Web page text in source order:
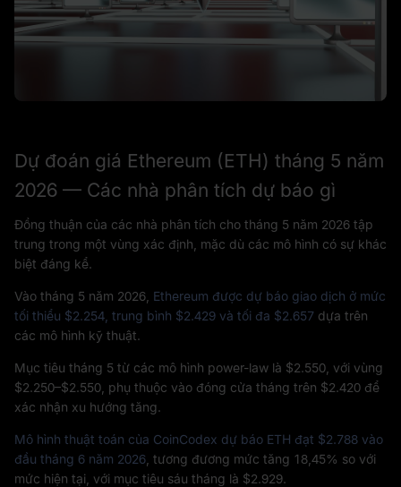
Dự đoán giá Ethereum (ETH) tháng 5 năm
2026 — Các nhà phân tích dự báo gì
Đồng thuận của các nhà phân tích cho tháng 5 năm 2026 tập
trung trong một vùng xác định, mặc dù các mô hình có sự khác
biệt đáng kể.
Vào tháng 5 năm 2026, Ethereum được dự báo giao dịch ở mức
tối thiểu $2.254, trung bình $2.429 và tối đa $2.657 dựa trên
các mô hình kỹ thuật.
Mục tiêu tháng 5 từ các mô hình power-law là $2.550, với vùng
$2.250–$2.550, phụ thuộc vào đóng cửa tháng trên $2.420 để
xác nhận xu hướng tăng.
Mô hình thuật toán của CoinCodex dự báo ETH đạt $2.788 vào
đầu tháng 6 năm 2026 , tương đương mức tăng 18,45% so với
mức hiện tại, với mục tiêu sáu tháng là $2.929.